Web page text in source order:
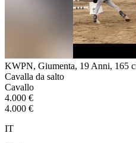
KWPN, Giumenta, 19 Anni, 165
Cavalla da salto
Cavallo
4.000 €
4.000 €
IT